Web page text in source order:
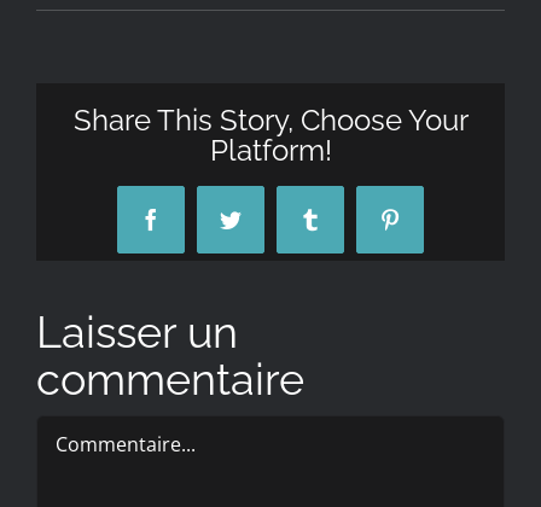
Share This Story, Choose Your
Platform!
FacebookTwitter Tumblr Pinterest
Laisser un
commentaire
Commentaire